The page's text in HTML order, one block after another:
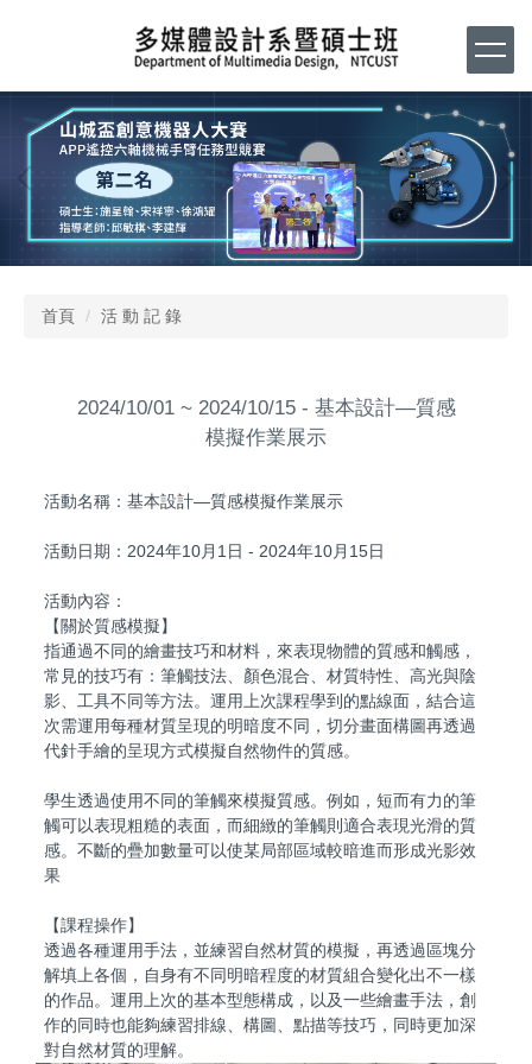
要
區
首頁 活 動 記 錄
2024/10/01 ~ 2024/10/15 - 基本設計—質感
模擬作業展示
活動名稱：基本設計—質感模擬作業展示
活動日期：2024年10月1日 - 2024年10月15日
活動內容：
【關於質感模擬】
指通過不同的繪畫技巧和材料，來表現物體的質感和觸感，
常見的技巧有：筆觸技法、顏色混合、材質特性、高光與陰
影、工具不同等方法。運用上次課程學到的點線面，結合這
次需運用每種材質呈現的明暗度不同，切分畫面構圖再透過
代針手繪的呈現方式模擬自然物件的質感。
學生透過使用不同的筆觸來模擬質感。例如，短而有力的筆
觸可以表現粗糙的表面，而細緻的筆觸則適合表現光滑的質
感。不斷的疊加數量可以使某局部區域較暗進而形成光影效
果
【課程操作】
透過各種運用手法，並練習自然材質的模擬，再透過區塊分
解填上各個，自身有不同明暗程度的材質組合變化出不一樣
的作品。運用上次的基本型態構成，以及一些繪畫手法，創
作的同時也能夠練習排線、構圖、點描等技巧，同時更加深
對自然材質的理解。